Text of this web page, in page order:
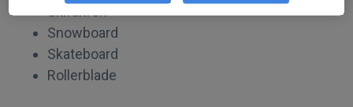
Skifahren
Snowboard
Skateboard
Rollerblade